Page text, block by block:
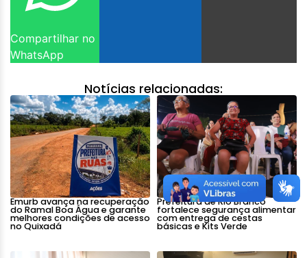
Compartilhar no
WhatsApp
Notícias relacionadas:
Emurb avança na recuperação
do Ramal Boa Água e garante
melhores condições de acesso
no Quixadá
Prefeitura de Rio Branco
fortalece segurança alimentar
com entrega de cestas
básicas e Kits Verde